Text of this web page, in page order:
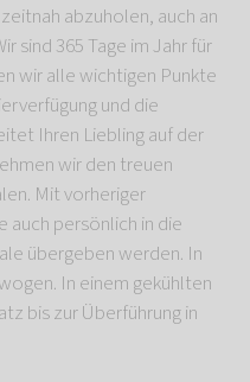
abzuholen, auch an
sind 365 Tage im Jahr für
wir alle wichtigen Punkte
und die
Ihren Liebling auf der
wir den treuen
Mit vorheriger
auch persönlich in die
übergeben werden. In
In einem gekühlten
bis zur Überführung in